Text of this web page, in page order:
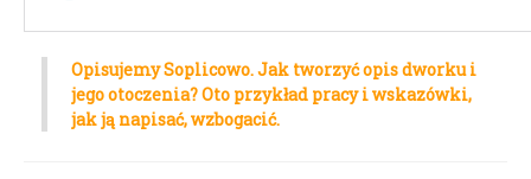
Opisujemy Soplicowo. Jak tworzyć opis dworku i
jego otoczenia? Oto przykład pracy i wskazówki,
jak ją napisać, wzbogacić.